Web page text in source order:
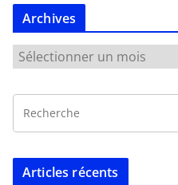
Archives
Articles récents